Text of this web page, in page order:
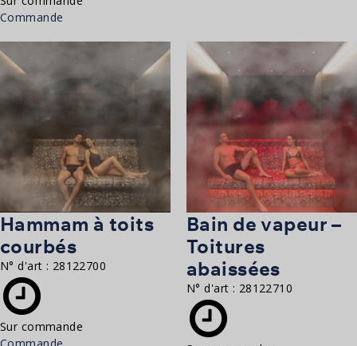
Commande
Hammam à toits
courbés
N° d'art : 28122700
Sur commande
Commande
Bain de vapeur –
Toitures
abaissées
N° d'art : 28122710